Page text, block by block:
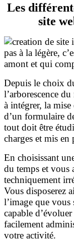
Les
site
pas à la légère,
amont et qui
Depuis le choix
l’arborescence
à intégrer, la mise
d’un formulaire
tout doit être
charges et mis en
En choisissant
du temps et vous
techniquement
Vous disposerez
l’image que vous
capable
facilement
votre activité.